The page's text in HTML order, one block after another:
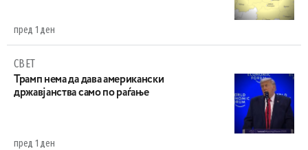
пред 1 ден
СВЕТ
Трамп нема да дава американски
државјанства само по раѓање
пред 1 ден